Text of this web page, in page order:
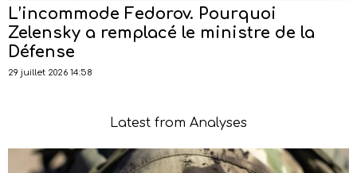
L’incommode Fedorov. Pourquoi
Zelensky a remplacé le ministre de la
Défense
29 juillet 2026 14:58
Latest from Analyses